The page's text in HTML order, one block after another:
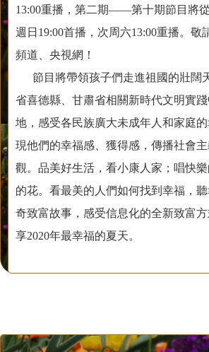
13:00重播，第二期——第十期節目將
週日19:00首播，次周六13:00重播。敬
頻道、央視網！
節目將帶領孩子們走進祖國的壯闊
省喜德縣、甘肅省相關新時代文明實
地，感受各民族廣大未成年人和家庭
現他們的幸福感、獲得感，傳播社會
觀。品美好生活，看小康人家；唱快
的花。看最美的人們如何找到幸福，
奇致富故事，感受信息化的全新致富
享2020年最幸福的夏天。